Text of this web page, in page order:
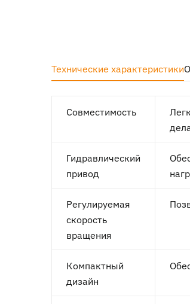
Технические характеристики
Совместимость
Гидравлический
привод
Регулируемая
скорость
вращения
Компактный
дизайн